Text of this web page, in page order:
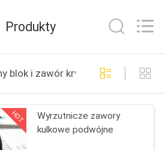
54
Produkty
blok i zawór krwawienia
HOT
Wyrzutnicze zawory
kulkowe podwójne